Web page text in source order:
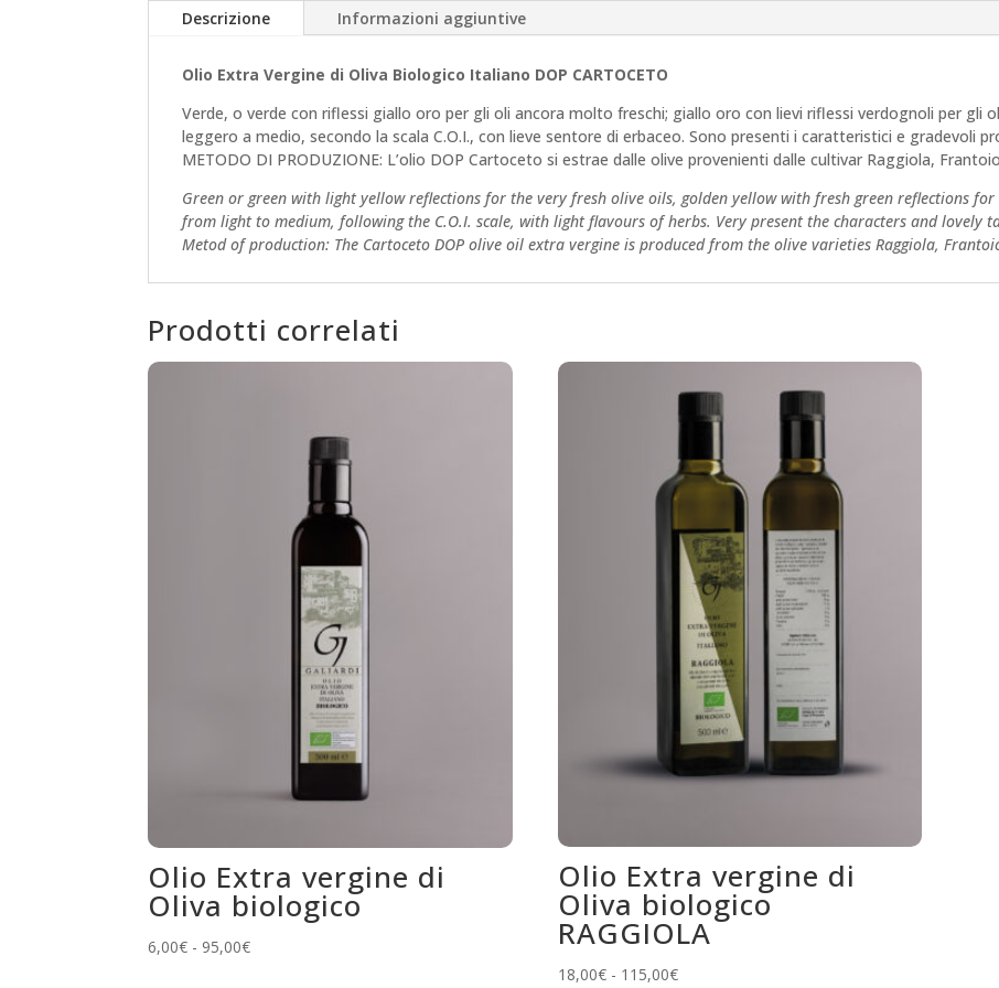
Descrizione Informazioni aggiuntive
Olio Extra Vergine di Oliva Biologico Italiano DOP CARTOCETO
Verde, o verde con riflessi giallo oro per gli oli ancora molto freschi; giallo oro con lievi riflessi verdognoli per gli
leggero a medio, secondo la scala C.O.I., con lieve sentore di erbaceo. Sono presenti i caratteristici e gradevoli
METODO DI PRODUZIONE: L’olio DOP Cartoceto si estrae dalle olive provenienti dalle cultivar Raggiola,
Green or green with light yellow reflections for the very fresh olive oils, golden yellow with fresh green reflections
from light to medium, following the C.O.I. scale, with light flavours of herbs. Very present the characters and lovely
Metod of production: The Cartoceto DOP olive oil extra vergine is produced from the olive varieties Raggiola,
Prodotti correlati
Olio Extra vergine di
Oliva biologico
6,00€ - 95,00€Fascia
Olio Extra vergine di
Oliva biologico
RAGGIOLA
18,00€ - 115,00€Fascia